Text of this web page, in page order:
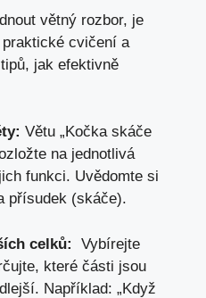
větný rozbor, je
cvičení a‌
jak efektivně
Větu „Kočka skáče
na jednotlivá
funkci. Uvědomte si⁤
přísudek (skáče).
celků:
⁢ Vybírejte
které části jsou
Například: „Když